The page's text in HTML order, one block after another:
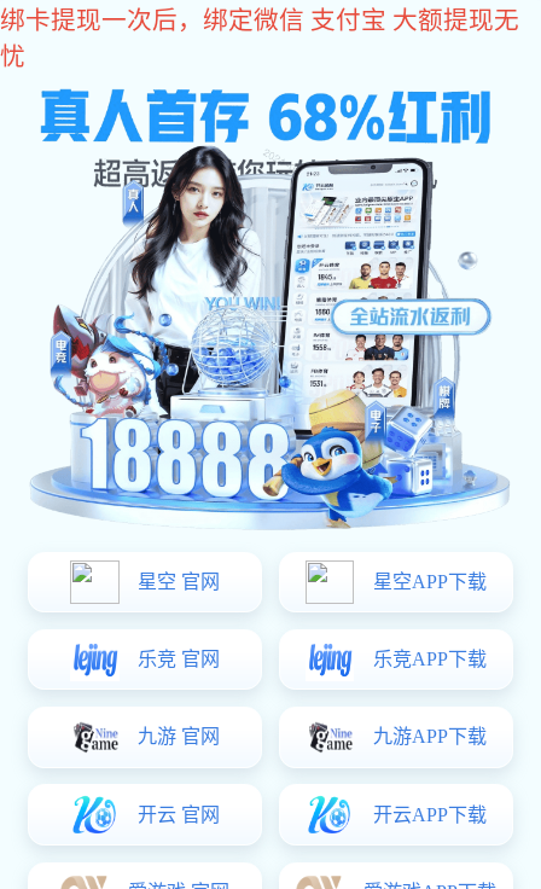
门徒娱乐
产品展示 关于音讯 联系门徒娱乐
您的位置: 门徒娱乐 门徒娱乐: 门徒娱乐 中心
门徒娱乐 中心
相城区长来我司参观指
导“263”工作
苏州市相城区陈区长（兼黄埭镇党
委书记）由青龙村领导陪同一行来